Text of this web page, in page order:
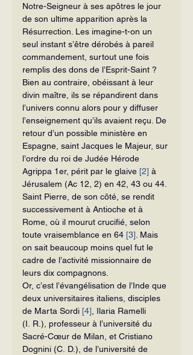
Notre-Seigneur à ses apôtres le jour
de son ultime apparition après la
Résurrection. Les imagine-t-on un
seul instant s’être dérobés à pareil
commandement, surtout une fois
remplis des dons de l’Esprit-Saint ?
Bien au contraire, obéissant à leur
divin maître, ils se répandirent dans
l’univers connu alors pour y diffuser
l’enseignement qu’ils avaient reçu. De
retour d’un possible ministère en
Espagne, saint Jacques le Majeur, sur
l’ordre du roi de Judée Hérode
Agrippa 1er, périt par le glaive [2] à
Jérusalem (Ac 12, 2) en 42, 43 ou 44.
Saint Pierre, de son côté, se rendit
successivement à Antioche et à
Rome, où il mourut crucifié, selon
toute vraisemblance en 64 [3] . Mais
on sait beaucoup moins quel fut le
cadre de l’activité missionnaire de
leurs dix compagnons.
Or, c’est l’évangélisation de l’In­de que
deux universitaires italiens, disciples
de Marta Sordi [4] , Ilaria Ramelli
(I. R.), professeur à l’uni­versité du
Sacré-Cœur de Milan, et Cristiano
Dognini (C. D.), de l’uni­versité de